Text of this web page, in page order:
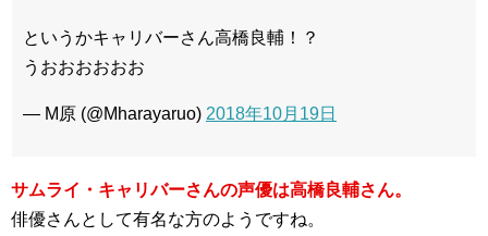
というかキャリバーさん高橋良輔！？
うおおおおおお
— M原 (@Mharayaruo) 2018年10月19日
サムライ・キャリバーさんの声優は高橋良輔さん。
俳優さんとして有名な方のようですね。